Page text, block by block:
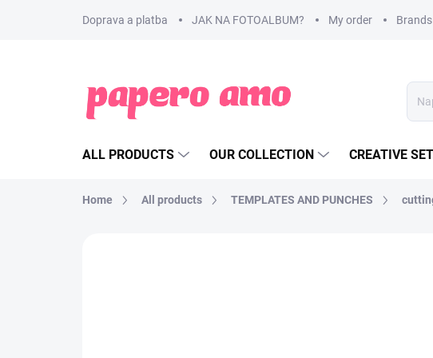
Doprava a platba JAK NA FOTOALBUM? My order Brands
ALL PRODUCTS OUR COLLECTION CREATIVE
Home All products TEMPLATES AND PUNCHES